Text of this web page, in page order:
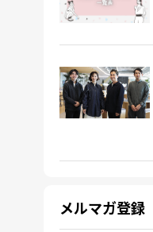
メルマガ登録